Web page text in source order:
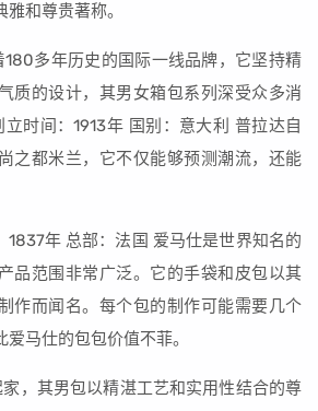
和尊贵著称。
多年历史的国际一线品牌，它坚持精
质的设计，其男女箱包系列深受众多消
时间：1913年 国别：意大利 普拉达自
之都米兰，它不仅能够预测潮流，还能
1837年 总部：法国 爱马仕是世界知名的
品范围非常广泛。它的手袋和皮包以其
作而闻名。每个包的制作可能需要几个
马仕的包包价值不菲。
，其男包以精湛工艺和实用性结合的尊